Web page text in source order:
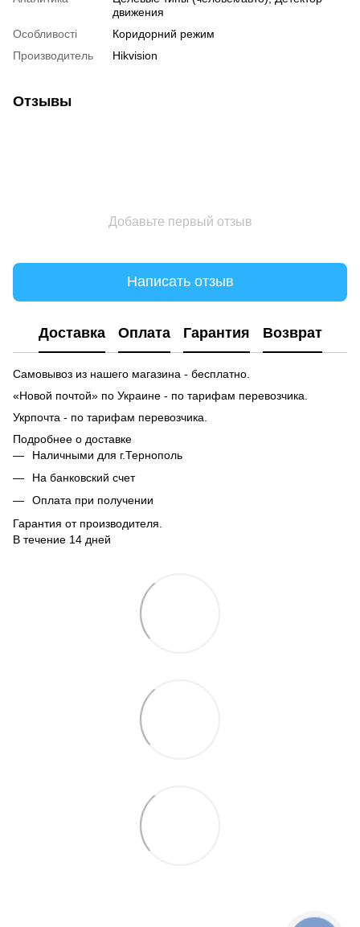
движения
Особливості
Коридорний режим
Производитель
Hikvision
Отзывы
Добавьте первый отзыв
Написать отзыв
Доставка Оплата Гарантия Возврат
Самовывоз из нашего магазина - бесплатно.
«Новой почтой» по Украине - по тарифам перевозчика.
Укрпочта - по тарифам перевозчика.
Подробнее о доставке
Наличными для г.Тернополь
На банковский счет
Оплата при получении
Гарантия от производителя.
В течение 14 дней